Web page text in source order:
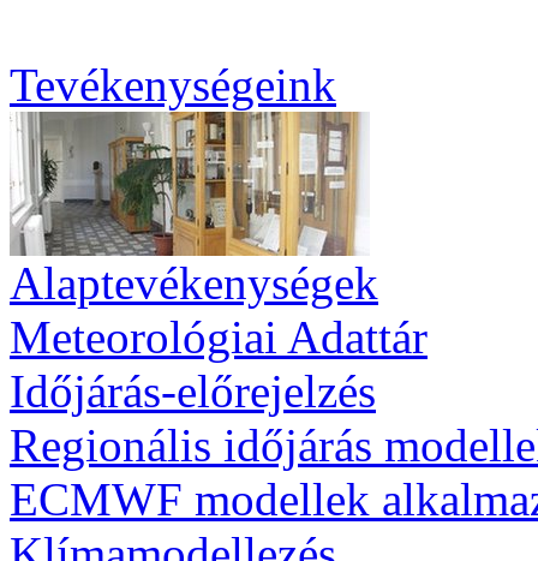
Tevékenységeink
Alaptevékenységek
Meteorológiai Adattár
Időjárás-előrejelzés
Regionális időjárás
ECMWF modellek